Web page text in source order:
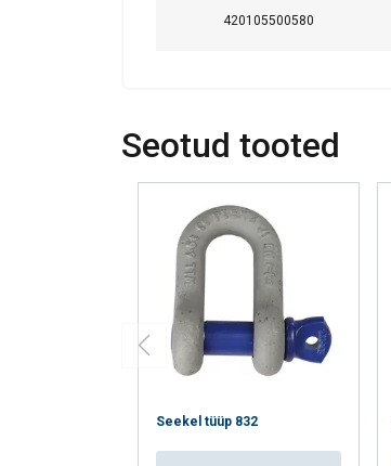
420105500580
Seotud tooted
Seekel tüüp 832